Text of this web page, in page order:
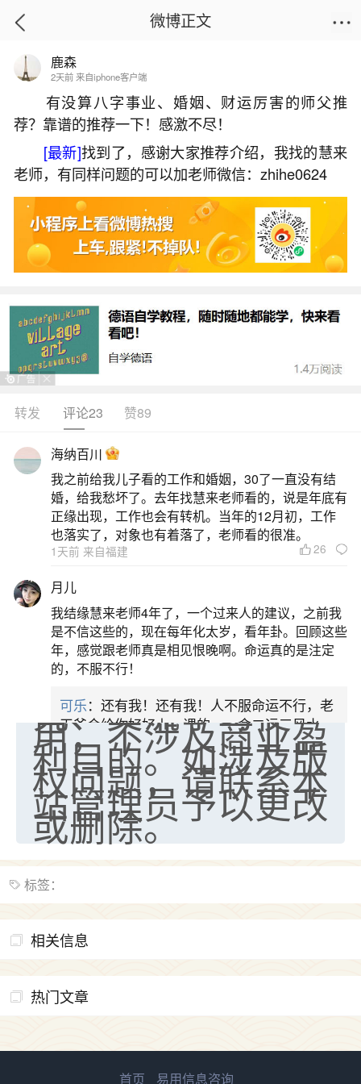
首页
生化妊姬需要超度婴灵吗？
2026-05-31 16:47:03 15 7 赞
生活中像生化妊姬需要超度婴灵吗？都是很常
见的问题，但是小问题不注意可能会引起大麻烦，
下面就这个问题给大家做一些解读：
今天就为大家讲解到这里，一定要注意生化妊
姬需要超度婴灵吗？的问题，以免引起不必要的麻
烦，大家如果有问题也可以联系小编。
免责声明：本站所
提供的内容均来源
于网友提供或网络
搜集，由本站编辑
整理，仅供个人研
究、交流学习使
用，不涉及商业盈
利目的。如涉及版
权问题，请联系本
站管理员予以更改
或删除。
标签：
相关信息
热门文章
微博正文
鹿森
2天前 来自iphone客户端
有没算八字事业、婚姻、财运厉害的师父推
荐？靠谱的推荐一下！感激不尽！
[最新]找到了，感谢大家推荐介绍，我找的慧来
老师，有同样问题的可以加老师微信：zhihe0624
转发 评论23 赞89
海纳百川
我之前给我儿子看的工作和婚姻，30了一直没有结
婚，给我愁坏了。去年找慧来老师看的，说是年底有
正缘出现，工作也会有转机。当年的12月初，工作
也落实了，对象也有着落了，老师看的很准。
1天前 来自福建 26
月儿
我结缘慧来老师4年了，一个过来人的建议，之前我
是不信这些的，现在每年化太岁，看年卦。回顾这些
年，感觉跟老师真是相见恨晚啊。命运真的是注定
的，不服不行！
可乐：还有我！还有我！人不服命运不行，老
天爷会给你好好上一课的。一命二运三风水，
哪样不服都不行！
平安是福：我也是每年找老师化太岁，看年
卦，认识老师3年了，都是缘分啊！
17分钟前 来自湖北 19
我是做餐饮的，这两年，生意屡屡受挫，店开一家关
家底快败光了，真是倒霉！我也想找人看看到底怎么
回事？
鹿森：你可以找老师看看，人有时不服命不行
啊！
太阳当空赵
址、风水、还有开业日子，哪哪都看了，虽然
大环境不好，但是我家生意还可以，前几天又
首页 易用信息咨询